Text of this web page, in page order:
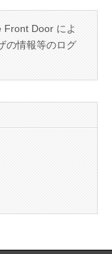
Front Door によ
の情報等のログ